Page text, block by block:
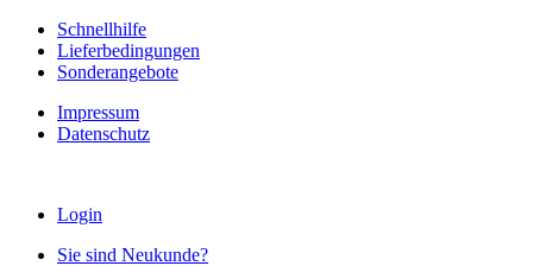
Schnellhilfe
Lieferbedingungen
Sonderangebote
Impressum
Datenschutz
Login
Sie sind Neukunde?